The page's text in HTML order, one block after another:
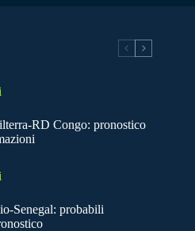
RD Congo: pronostico
Senegal: probabili